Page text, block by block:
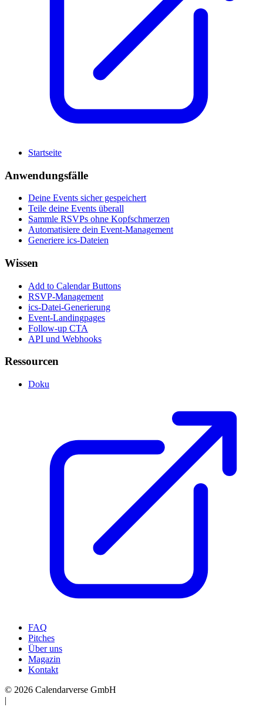
Startseite
Anwendungsfälle
Deine Events sicher gespeichert
Teile deine Events überall
Sammle RSVPs ohne Kopfschmerzen
Automatisiere dein Event-Management
Generiere ics-Dateien
Wissen
Add to Calendar Buttons
RSVP-Management
ics-Datei-Generierung
Event-Landingpages
Follow-up CTA
API und Webhooks
Ressourcen
Doku
FAQ
Pitches
Über uns
Magazin
Kontakt
© 2026 Calendarverse GmbH
|